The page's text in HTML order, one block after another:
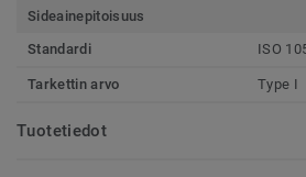
Sideainepitoisuus
Standardi
ISO
Tarkettin arvo Type I
Tuotetiedot